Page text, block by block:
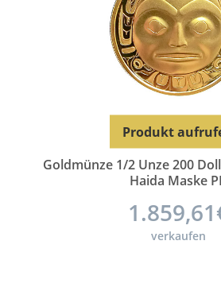
Goldmünze 1/2 Unze 200
Haida Maske
verkaufen
Produkt